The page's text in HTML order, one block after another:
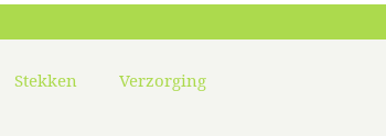
Stekken Verzorging